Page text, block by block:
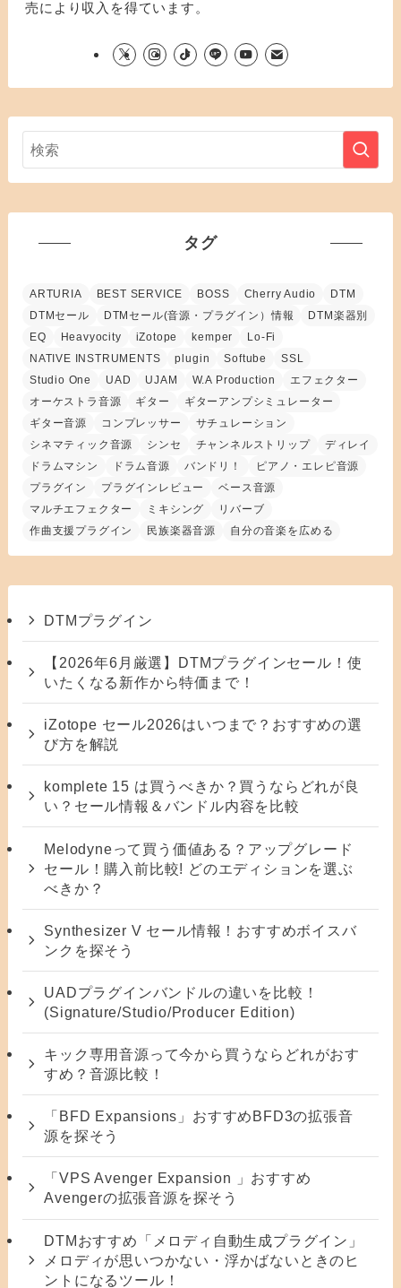
売により収入を得ています。
タグ
ARTURIA BEST SERVICE BOSS Cherry Audio
DTM
DTMセール
DTMセール(音源・プラグイン）情報
DTM楽器別
EQ
Heavyocity iZotope kemper
Lo-Fi
NATIVE INSTRUMENTS
plugin Softube
SSL
Studio One
UAD UJAM W.A Production
エフェクター
オーケストラ音源
ギター
ギターアンプシミュレーター
ギター音源
コンプレッサー
サチュレーション
シネマティック音源
シンセ チャンネルストリップ
ディレイ
ドラムマシン
ドラム音源 バンドリ！
ピアノ・エレピ音源
プラグイン
プラグインレビュー
ベース音源
マルチエフェクター
ミキシング
リバーブ
作曲支援プラグイン
民族楽器音源 自分の音楽を広める
DTMプラグイン
【2026年6月厳選】DTMプラグインセール！使
いたくなる新作から特価まで！
iZotope セール2026はいつまで？おすすめの選
び方を解説
komplete 15 は買うべきか？買うならどれが良
い？セール情報＆バンドル内容を比較
Melodyneって買う価値ある？アップグレード
セール！購入前比較! どのエディションを選ぶ
べきか？
Synthesizer V セール情報！おすすめボイスバ
ンクを探そう
UADプラグインバンドルの違いを比較！
(Signature/Studio/Producer Edition)
キック専用音源って今から買うならどれがおす
すめ？音源比較！
「BFD Expansions」おすすめBFD3の拡張音
源を探そう
「VPS Avenger Expansion 」おすすめ
Avengerの拡張音源を探そう
DTMおすすめ「メロディ自動生成プラグイン」
メロディが思いつかない・浮かばないときのヒ
ントになるツール！